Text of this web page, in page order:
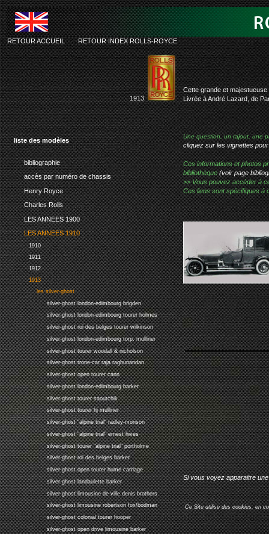
liste des modèles
bibliographie
accès par numéro de chassis
Henry Royce
Charles Rolls
LES ANNEES 1900
LES ANNEES 1910
1910
1911
1912
1913
les silver-ghost
silver-ghost london-edimbourg brigden
silver-ghost london-edimbourg tourer holmes
silver-ghost roi des belges tourer wilkinson
silver-ghost london-edimbourg torp. mulliner
silver-ghost tourer woodall & nicholson
silver-ghost trone-car raja raghunandan
silver-ghost open tourer cann
silver-ghost london-edimbourg barker
silver-ghost tourer saoutchik
silver-ghost tourer hj mulliner
silver-ghost "alpine trial" radley-morison
silver-ghost "alpine trial" ernest hives
silver-ghost tourer "alpine trial" portholme
silver-ghost roi des belges barker
silver-ghost open tourer hume carriage
silver-ghost landaulette barker
silver-ghost limousine de ville denis brothers
silver-ghost limousine robertson fox/bodman
silver-ghost colonial tourer hooper
silver-ghost open drive limousine barker
rolls-
RETOUR ACCUEIL-RETOUR INDEX ROLLS-ROYCE
1913
Cette grande et
Livrée à André Lazard, de
Une question, un rajout, une
cliquez sur les vignettes
Ces informations et photos
bibliothèque(voir page
>> Vous pouvez accéder à
Ces liens sont spécifiques à
Si vous voyez apparaitre
Ce Site utilise des cookies, en